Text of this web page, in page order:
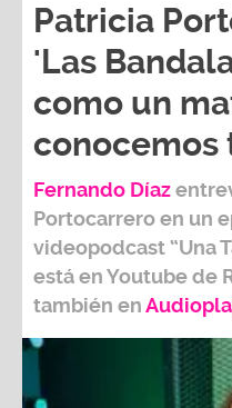
Patricia
'Las
como un
conocemos
Fernando Díaz
Portocarreroen un
videopodcast “Una
está en Youtube de
también en